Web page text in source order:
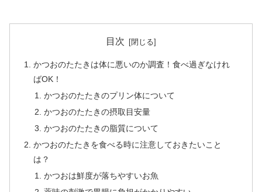
目次
かつおのたたきは体に悪いのか調査！食べ過ぎなけれ
ばOK！
かつおのたたきのプリン体について
かつおのたたきの摂取目安量
かつおのたたきの脂質について
かつおのたたきを食べる時に注意しておきたいこと
は？
かつおは鮮度が落ちやすいお魚